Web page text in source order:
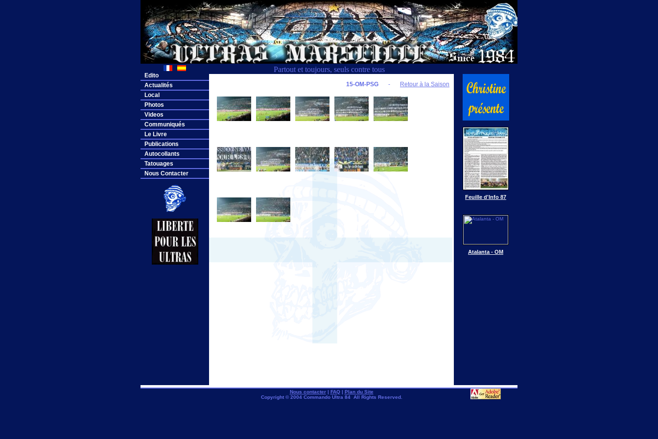
Partout et toujours, seuls contre tous
Edito
Actualités
Local
Photos
Videos
Communiqués
Le Livre
Publications
Autocollants
Tatouages
Nous Contacter
15-OM-PSG - Retour à la Saison
Feuille d'Info 87
Atalanta - OM
Nous contacter| FAQ| Plan du Site
Copyright © 2004 Commando Ultra 84 All Rights Reserved.